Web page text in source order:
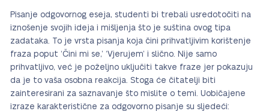
Pisanje odgovornog eseja, studenti bi trebali usredotočiti na
iznošenje svojih ideja i mišljenja što je suština ovog tipa
zadataka. To je vrsta pisanja koja čini prihvatljivim korištenje
fraza poput ‘Čini mi se,’ ‘Vjerujem’ i slično. Nije samo
prihvatljivo, već je poželjno uključiti takve fraze jer pokazuju
da je to vaša osobna reakcija. Stoga će čitatelji biti
zainteresirani za saznavanje što mislite o temi. Uobičajene
izraze karakteristične za odgovorno pisanje su sljedeći: